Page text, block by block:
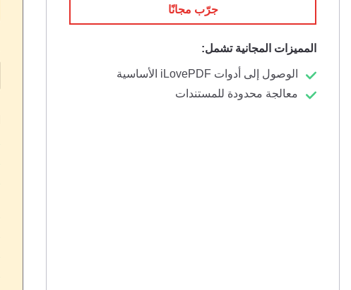
جرّب مجانًا
المميزات المجانية تشمل:
الوصول إلى أدوات iLovePDF الأساسية
معالجة محدودة للمستندات